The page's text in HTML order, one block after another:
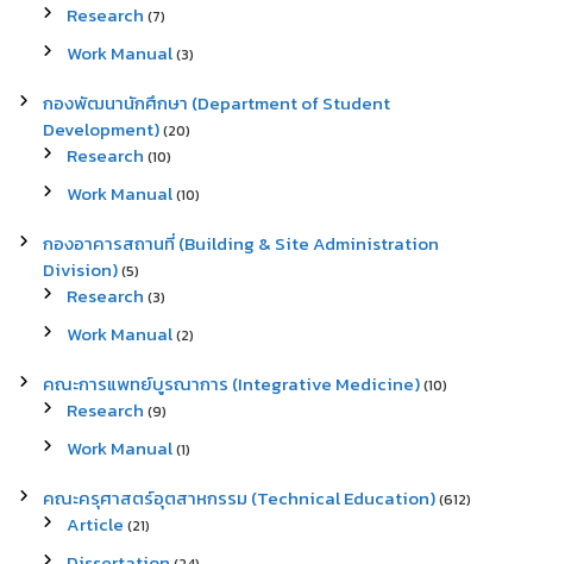
Research (7)
Work Manual(3)
กองพัฒนานักศึกษา (Department of Student
Development)(20)
Research (10)
Work Manual(10)
กองอาคารสถานที่ (Building & Site Administration
Division)(5)
Research (3)
Work Manual(2)
คณะการแพทย์บูรณาการ (Integrative Medicine)(10)
Research (9)
Work Manual(1)
คณะครุศาสตร์อุตสาหกรรม (Technical Education)(612)
Article (21)